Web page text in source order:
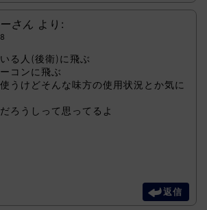
さん より:
る人(後衛)に飛ぶ
コンに飛ぶ
うけどそんな味方の使用状況とか気に
ろうしって思ってるよ
返信